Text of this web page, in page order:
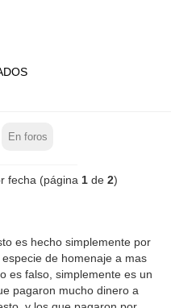
En foros
fecha (página 1de 2)
es hecho simplemente por
de homenaje a mas
es falso, simplemente es un
pagaron mucho dinero a